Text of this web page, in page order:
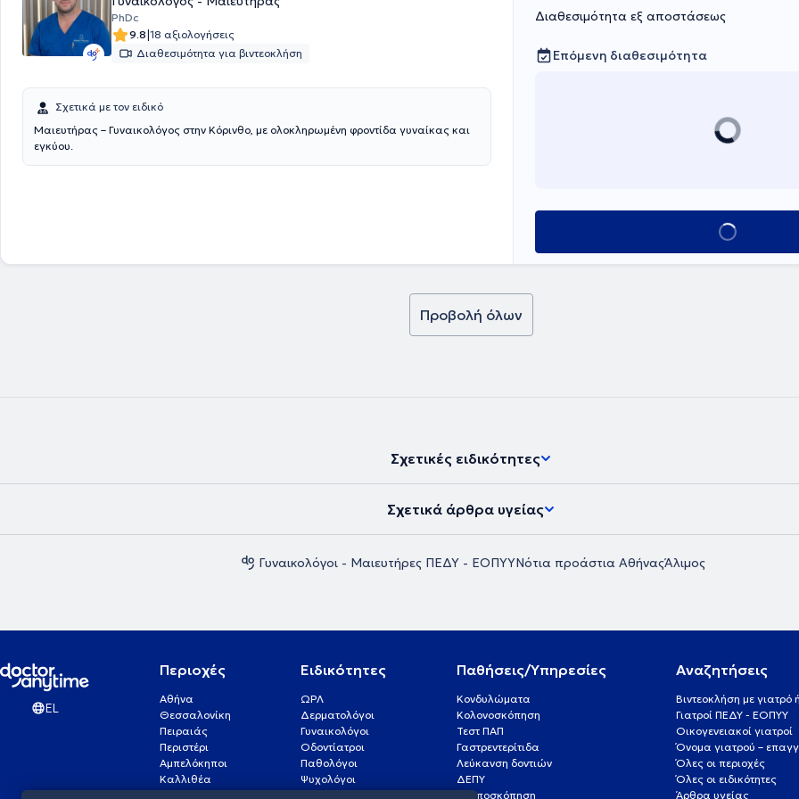
PhDc
9.8|18 αξιολογήσεις
Διαθεσιμότητα για βιντεοκλήση
Σχετικά με τον ειδικό
Μαιευτήρας – Γυναικολόγος στην Κόρινθο, με ολοκληρωμένη φροντίδα γυναίκας και
εγκύου.
Διαθεσιμότητα εξ αποστάσεως
Επόμενη διαθεσιμότητα
Κλείσε ραντεβού
Προβολή όλων
Σχετικές ειδικότητες
Σχετικά άρθρα υγείας
Γυναικολόγοι - Μαιευτήρες ΠΕΔΥ - ΕΟΠΥΥΝότια προάστια ΑθήναςΆλιμος
EL
Περιοχές
Αθήνα
Θεσσαλονίκη
Πειραιάς
Περιστέρι
Αμπελόκηποι
Καλλιθέα
Πάτρα
Ειδικότητες
ΩΡΛ
Δερματολόγοι
Γυναικολόγοι
Οδοντίατροι
Παθολόγοι
Ψυχολόγοι
Οφθαλμίατροι
Παθήσεις/Υπηρεσίες
Κονδυλώματα
Κολονοσκόπηση
Τεστ ΠΑΠ
Γαστρεντερίτιδα
Λεύκανση δοντιών
ΔΕΠΥ
Κολποσκόπηση
Αναζητήσεις
Βιντεοκλήση με
Γιατροί ΠΕΔΥ - ΕΟΠΥΥ
Οικογενειακοί γιατροί
Όνομα γιατρού –
Όλες οι περιοχές
Όλες οι ειδικότητες
Άρθρα υγείας